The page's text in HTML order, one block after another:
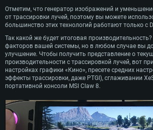
Отметим, что генератор изображений и
от трассировки лучей, поэтому вы можете
большинство этих технологий работают только с
Так какой же будет итоговая
факторов вашей системы, но в любом случае вы
улучшение. Чтобы получить представление о
производительности с трассировкой лучей, вот
настройках графики «Кино», пресете средних
эффекты трассировки, даже PTGI), сглаживании
портативной консоли MSI Claw 8.